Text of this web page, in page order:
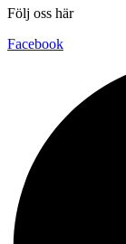
Följ oss här
Facebook